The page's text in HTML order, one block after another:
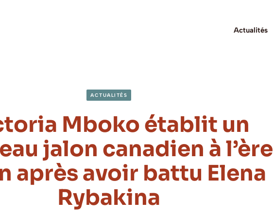
Actualités
ACTUALITÉS
Mboko établit un
jalon canadien à l’ère
après avoir battu Elena
Rybakina